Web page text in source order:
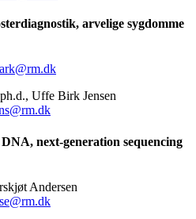
arvelige sygdomme
Uffe Birk Jensen
next-generation sequencing
Andersen